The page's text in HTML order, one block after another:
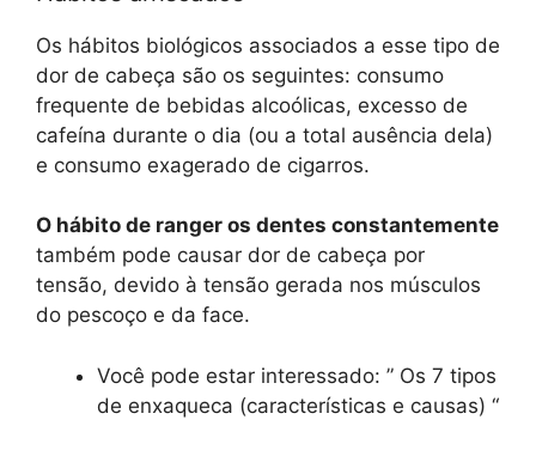
Os hábitos biológicos associados a esse tipo de
dor de cabeça são os seguintes: consumo
frequente de bebidas alcoólicas, excesso de
cafeína durante o dia (ou a total ausência dela)
e consumo exagerado de cigarros.
O hábito de ranger os dentes constantemente
também pode causar dor de cabeça por
tensão, devido à tensão gerada nos músculos
do pescoço e da face.
Você pode estar interessado: ” Os 7 tipos
de enxaqueca (características e causas) “